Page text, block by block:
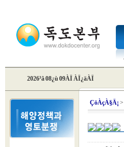
2026³â 08¿ù 09ÀÏ ÀÏ¿äÀÏ
ÇöÀçÀ§Ä¡ >